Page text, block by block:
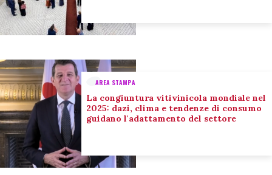
AREA STAMPA
La congiuntura vitivinicola mondiale nel
2025: dazi, clima e tendenze di consumo
guidano l'adattamento del settore